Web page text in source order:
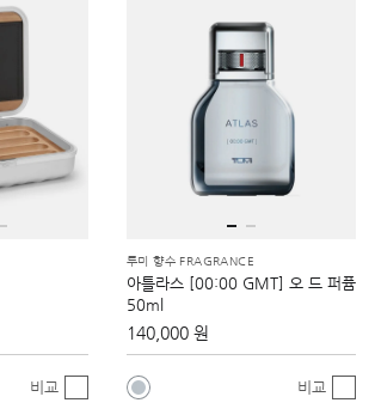
비교
투미 향수 FRAGRANCE
아틀라스 [00:00 GMT] 오 드 퍼퓸
50ml
140,000 원
비교